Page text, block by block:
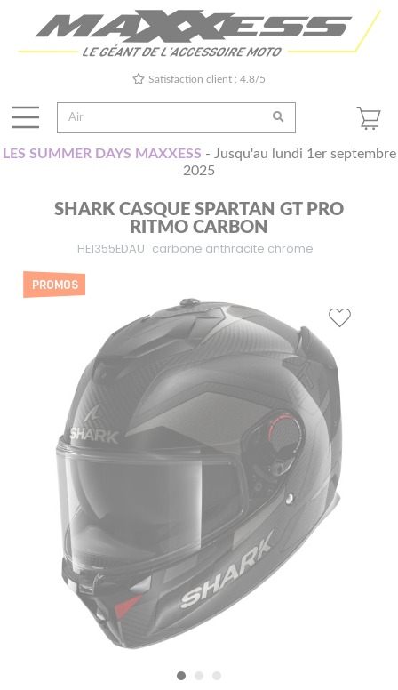
Satisfaction client : 4.8/5
LES SUMMER DAYS MAXXESS - Jusqu'au lundi 1er septembre
2025
SHARK CASQUE SPARTAN GT PRO
RITMO CARBON
HE1355EDAU carbone anthracite chrome
PROMOS